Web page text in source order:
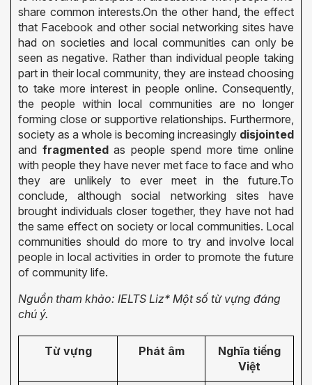
share common interests.On the other hand, the effect
that Facebook and other social networking sites have
had on societies and local communities can only be
seen as negative. Rather than individual people taking
part in their local community, they are instead choosing
to take more interest in people online. Consequently,
the people within local communities are no longer
forming close or supportive relationships. Furthermore,
society as a whole is becoming increasingly disjointed
and fragmentedas people spend more time online
with people they have never met face to face and who
they are unlikely to ever meet in the future.To
conclude, although social networking sites have
brought individuals closer together, they have not had
the same effect on society or local communities. Local
communities should do more to try and involve local
people in local activities in order to promote the future
of community life.
Nguồn tham khảo: IELTS Liz* Một số từ vựng đáng
chú ý.
Từ vựng Phát âm
Nghĩa tiếng
Việt